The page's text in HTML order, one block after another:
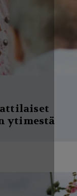
ytimestä